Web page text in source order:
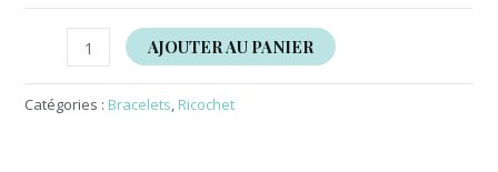
AJOUTER AU PANIER
Catégories : Bracelets, Ricochet